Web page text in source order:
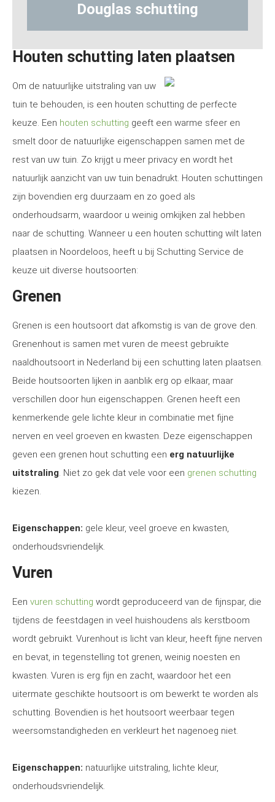
schutting Hout-
Houten schutting laten plaatsen
Om de natuurlijke uitstraling van uw
tuin te behouden, is een houten schutting de perfecte
keuze. Een houten schutting geeft een warme sfeer en
smelt door de natuurlijke eigenschappen samen met de
rest van uw tuin. Zo krijgt u meer privacy en wordt het
natuurlijk aanzicht van uw tuin benadrukt. Houten schuttingen
zijn bovendien erg duurzaam en zo goed als
onderhoudsarm, waardoor u weinig omkijken zal hebben
naar de schutting. Wanneer u een houten schutting wilt laten
plaatsen in Noordeloos, heeft u bij Schutting Service de
keuze uit diverse houtsoorten:
Grenen
Grenen is een houtsoort dat afkomstig is van de grove den.
Grenenhout is samen met vuren de meest gebruikte
naaldhoutsoort in Nederland bij een schutting laten plaatsen.
Beide houtsoorten lijken in aanblik erg op elkaar, maar
verschillen door hun eigenschappen. Grenen heeft een
kenmerkende gele lichte kleur in combinatie met fijne
nerven en veel groeven en kwasten. Deze eigenschappen
geven een grenen hout schutting een erg natuurlijke
uitstraling. Niet zo gek dat vele voor een grenen schutting
kiezen.
Eigenschappen: gele kleur, veel groeve en kwasten,
onderhoudsvriendelijk.
Vuren
Een vuren schutting wordt geproduceerd van de fijnspar, die
tijdens de feestdagen in veel huishoudens als kerstboom
wordt gebruikt. Vurenhout is licht van kleur, heeft fijne nerven
en bevat, in tegenstelling tot grenen, weinig noesten en
kwasten. Vuren is erg fijn en zacht, waardoor het een
uitermate geschikte houtsoort is om bewerkt te worden als
schutting. Bovendien is het houtsoort weerbaar tegen
weersomstandigheden en verkleurt het nagenoeg niet.
Eigenschappen: natuurlijke uitstraling, lichte kleur,
onderhoudsvriendelijk.